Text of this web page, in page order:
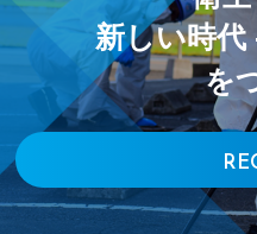
新しい時代
を